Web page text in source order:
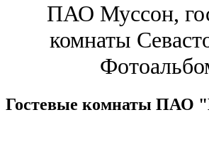
ПАО Муссон,
комнаты
Гостевые комнаты ПАО